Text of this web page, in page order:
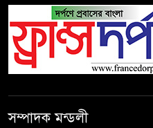
সম্পাদক মন্ডলী